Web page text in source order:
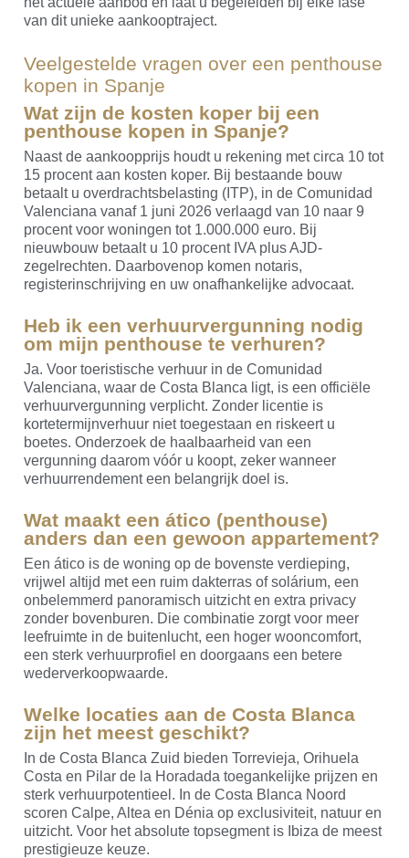
van dit unieke aankooptraject.
Veelgestelde vragen over een penthouse
kopen in Spanje
Wat zijn de kosten koper bij een
penthouse kopen in Spanje?
Naast de aankoopprijs houdt u rekening met circa 10 tot
15 procent aan kosten koper. Bij bestaande bouw
betaalt u overdrachtsbelasting (ITP), in de Comunidad
Valenciana vanaf 1 juni 2026 verlaagd van 10 naar 9
procent voor woningen tot 1.000.000 euro. Bij
nieuwbouw betaalt u 10 procent IVA plus AJD-
zegelrechten. Daarbovenop komen notaris,
registerinschrijving en uw onafhankelijke advocaat.
Heb ik een verhuurvergunning nodig
om mijn penthouse te verhuren?
Ja. Voor toeristische verhuur in de Comunidad
Valenciana, waar de Costa Blanca ligt, is een officiële
verhuurvergunning verplicht. Zonder licentie is
kortetermijnverhuur niet toegestaan en riskeert u
boetes. Onderzoek de haalbaarheid van een
vergunning daarom vóór u koopt, zeker wanneer
verhuurrendement een belangrijk doel is.
Wat maakt een ático (penthouse)
anders dan een gewoon appartement?
Een ático is de woning op de bovenste verdieping,
vrijwel altijd met een ruim dakterras of solárium, een
onbelemmerd panoramisch uitzicht en extra privacy
zonder bovenburen. Die combinatie zorgt voor meer
leefruimte in de buitenlucht, een hoger wooncomfort,
een sterk verhuurprofiel en doorgaans een betere
wederverkoopwaarde.
Welke locaties aan de Costa Blanca
zijn het meest geschikt?
In de Costa Blanca Zuid bieden Torrevieja, Orihuela
Costa en Pilar de la Horadada toegankelijke prijzen en
sterk verhuurpotentieel. In de Costa Blanca Noord
scoren Calpe, Altea en Dénia op exclusiviteit, natuur en
uitzicht. Voor het absolute topsegment is Ibiza de meest
prestigieuze keuze.